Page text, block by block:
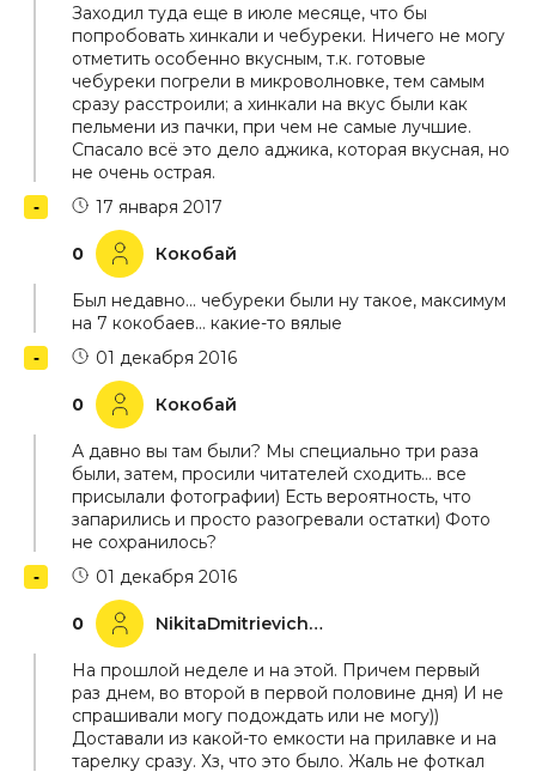
Заходил туда еще в июле месяце, что бы
попробовать хинкали и чебуреки. Ничего не могу
отметить особенно вкусным, т.к. готовые
чебуреки погрели в микроволновке, тем самым
сразу расстроили; а хинкали на вкус были как
пельмени из пачки, при чем не самые лучшие.
Спасало всё это дело аджика, которая вкусная, но
не очень острая.
0 Кокобай
17 января 2017
Был недавно… чебуреки были ну такое, максимум
на 7 кокобаев… какие-то вялые
0 Кокобай
01 декабря 2016
А давно вы там были? Мы специально три раза
были, затем, просили читателей сходить… все
присылали фотографии) Есть вероятность, что
запарились и просто разогревали остатки) Фото
не сохранилось?
0 NikitaDmitrievichNikulin
01 декабря 2016
На прошлой неделе и на этой. Причем первый
раз днем, во второй в первой половине дня) И не
спрашивали могу подождать или не могу))
Доставали из какой-то емкости на прилавке и на
тарелку сразу. Хз, что это было. Жаль не фоткал